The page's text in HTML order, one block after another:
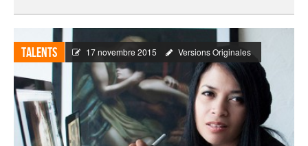
Talents 17 novembre 2015 Versions Originales